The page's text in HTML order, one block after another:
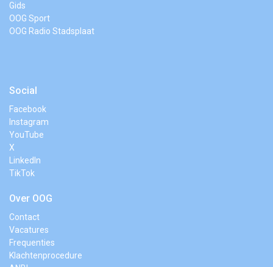
Gids
OOG Sport
OOG Radio Stadsplaat
Social
Facebook
Instagram
YouTube
X
LinkedIn
TikTok
Over OOG
Contact
Vacatures
Frequenties
Klachtenprocedure